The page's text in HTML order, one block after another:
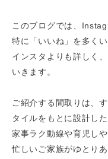
このブログでは、
特に「いいね」を多く
インスタよりも詳しく
いきます。
ご紹介する間取りは、
タイルをもとに設計した
家事ラク動線や育児し
忙しいご家族がゆとり